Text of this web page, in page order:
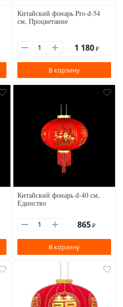
Китайский фонарь Pro d-54
см, Процветание
1 180 ₽
В корзину
Китайский фонарь d-40 см,
Единство
865 ₽
В корзину